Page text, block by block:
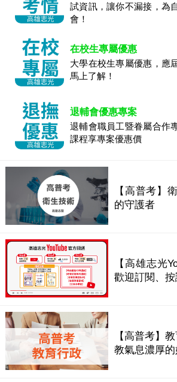
試資訊，讓你不漏接，為
會！
在校生專屬優惠
大學在校生專屬優惠，應
馬上了解！
退輔會優惠專案
退輔會職員工暨眷屬合作
課程享專案優惠價
【高普考】
的守護者
【高雄志光
歡迎訂閱、按
【高普考】
教氣息濃厚